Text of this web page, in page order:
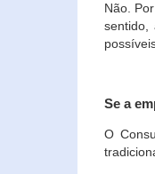
Não.
sentido,
Se a
O